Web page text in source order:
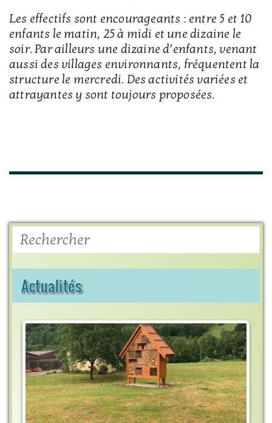
Les effectifs sont encourageants : entre 5 et 10
enfants le matin, 25 à midi et une dizaine le
soir. Par ailleurs une dizaine d’enfants, venant
aussi des villages environnants, fréquentent la
structure le mercredi. Des activités variées et
attrayantes y sont toujours proposées.
Rechercher
Actualités